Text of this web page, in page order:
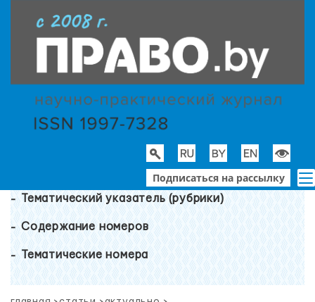
Подписаться на рассылку
Тематический указатель (рубрики)
Содержание номеров
Тематические номера